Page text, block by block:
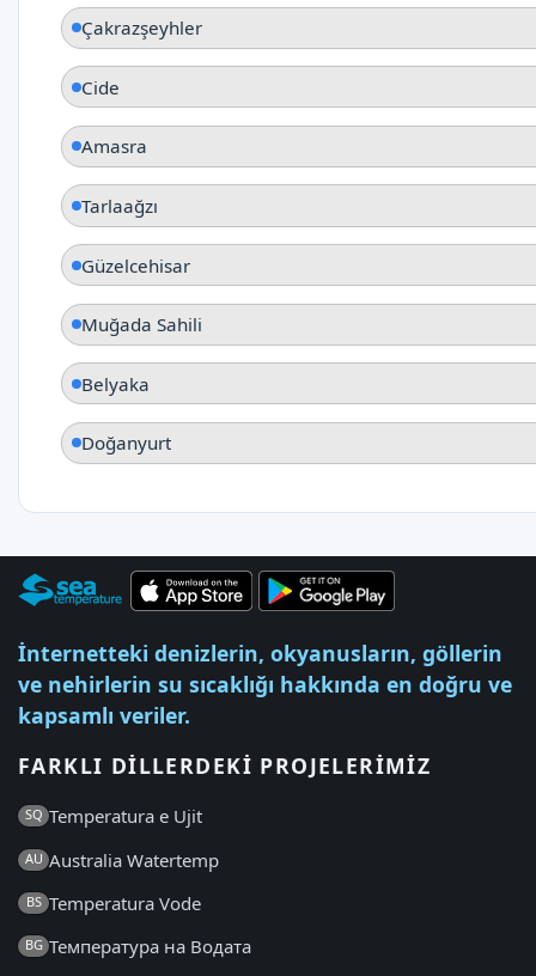
Çakrazşeyhler
Cide
Amasra
Tarlaağzı
Güzelcehisar
Muğada Sahili
Belyaka
Doğanyurt
İnternetteki denizlerin, okyanusların, göllerin
ve nehirlerin su sıcaklığı hakkında en doğru ve
kapsamlı veriler.
FARKLI DILLERDEKI PROJELERIMIZ
SQ Temperatura e Ujit
AU Australia Watertemp
BS Temperatura Vode
BG Температура на Водата